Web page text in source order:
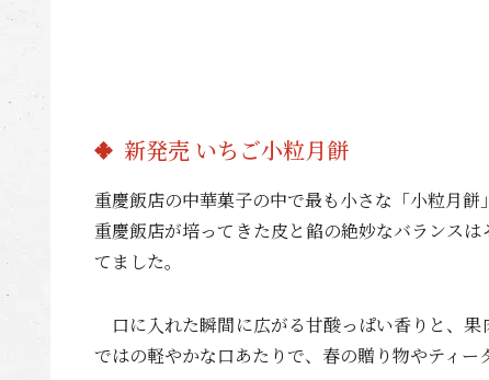
新発売 いちご小粒月餅
重慶飯店の中華菓子の中で最も小さな「小粒月餅
重慶飯店が培ってきた皮と餡の絶妙なバランス
てました。
口に入れた瞬間に広がる甘酸っぱい香りと、
ではの軽やかな口あたりで、春の贈り物やティー